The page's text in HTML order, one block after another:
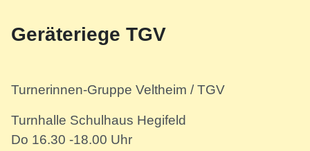
Geräteriege TGV
Turnerinnen-Gruppe Veltheim / TGV
Turnhalle Schulhaus Hegifeld
Do 16.30 -18.00 Uhr